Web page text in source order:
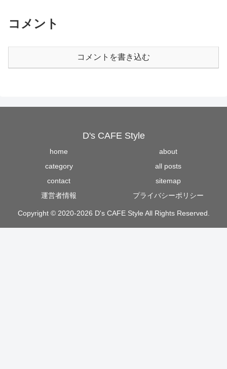
コメント
コメントを書き込む
D's CAFE Style
home
about
category
all posts
contact
sitemap
運営者情報
プライバシーポリシー
Copyright © 2020-2026 D's CAFE Style All Rights Reserved.